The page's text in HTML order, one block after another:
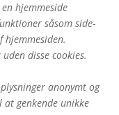
hjemmeside
såsom side-
disse cookies.
anonymt og
genkende unikke